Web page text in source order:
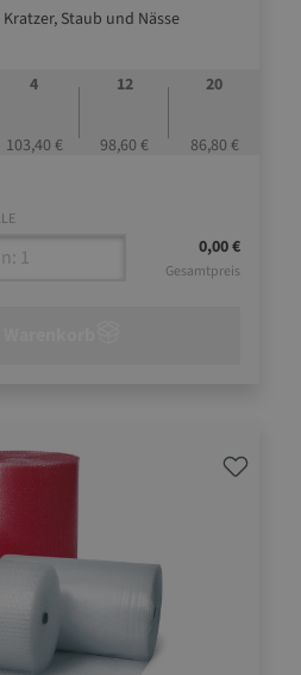
Staub und Nässe
4
103,40 €
12
98,60 €
20
86,80 €
0,00 €
Gesamtpreis